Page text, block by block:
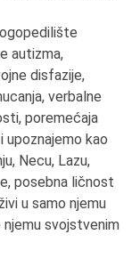
autizma,
disfazije,
verbalne
poremećaja
upoznajemo kao
Necu, Lazu,
posebna ličnost
u samo njemu
svojstvenim